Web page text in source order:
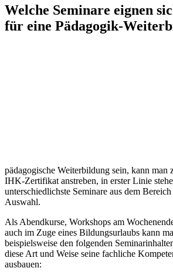
Welche Seminare eignen
für eine Pädagogik-
pädagogische Weiterbildung sein, kann man
IHK-Zertifikat anstreben, in erster Linie
unterschiedlichste Seminare aus dem
Auswahl.
Als Abendkurse, Workshops am
auch im Zuge eines Bildungsurlaubs kann
beispielsweise den folgenden
diese Art und Weise seine fachliche
ausbauen: